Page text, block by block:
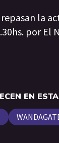
la
por El
EN